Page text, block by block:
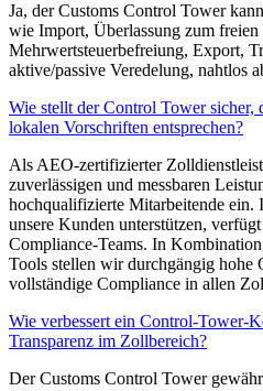
Ja, der Customs Control Tower
wie Import, Überlassung zum
Mehrwertsteuerbefreiung, Export,
aktive/passive Veredelung, nahtlos
Wie stellt der Control Tower sicher,
lokalen Vorschriften entsprechen?
Als AEO-zertifizierter
zuverlässigen und messbaren
hochqualifizierte Mitarbeitende
unsere Kunden unterstützen,
Compliance-Teams. In
Tools stellen wir durchgängig hohe
vollständige Compliance in allen
Wie verbessert ein Control-Tower-
Transparenz im Zollbereich?
Der Customs Control Tower